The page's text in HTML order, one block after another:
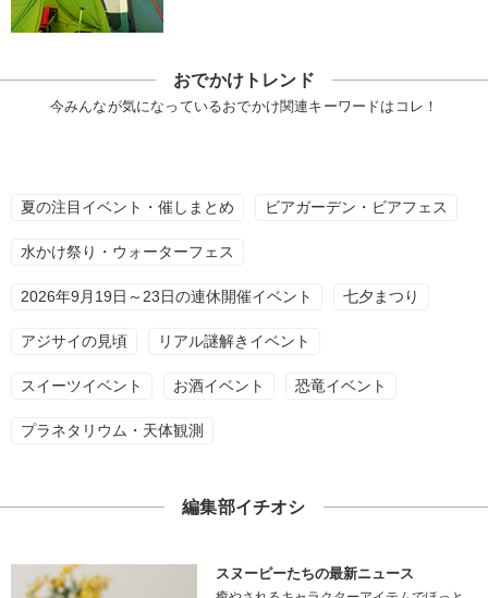
おでかけトレンド
今みんなが気になっているおでかけ関連キーワードはコレ！
夏の注目イベント・催しまとめ ビアガーデン・ビアフェス
水かけ祭り・ウォーターフェス
2026年9月19日～23日の連休開催イベント 七夕まつり
アジサイの見頃 リアル謎解きイベント
スイーツイベント お酒イベント 恐竜イベント
プラネタリウム・天体観測
編集部イチオシ
スヌーピーたちの最新ニュース